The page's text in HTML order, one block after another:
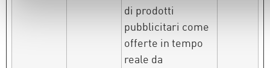
di prodotti
pubblicitari come
offerte in tempo
reale da